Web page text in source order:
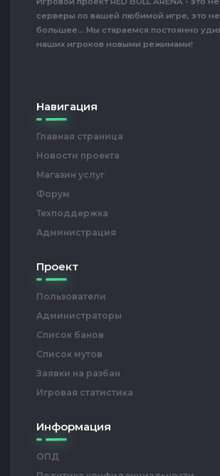
серверы по вашей любимой игре, это
большее... Мы стараемся постоянно
наших игроков новыми режимами!
Навигация
Главная страница
Новости проекта
Магазин услуг
Форум
Техподдержка
Администрация
Проект
Пользователи
Администраторы
Список банов
Список мутов
Заявки на разбан
Игровая статистика
Информация
ОПД